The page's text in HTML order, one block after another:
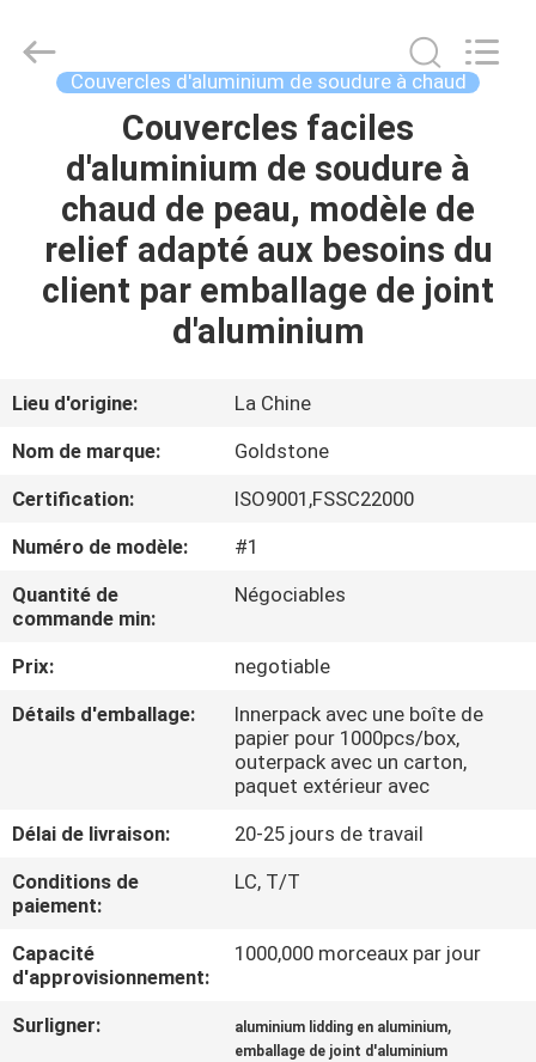
MAISON
PRODUITS
À
DE
NOUS
VISITE
DE
L'USINE
DE
LA
QUALITÉ
NOUS
CONTACTER
chaud
Reserved.
Couvercles d'aluminium de soudure à chaud
Couvercles faciles
d'aluminium de soudure à
chaud de peau, modèle de
relief adapté aux besoins du
client par emballage de joint
d'aluminium
Lieu d'origine:
La Chine
Nom de marque:
Goldstone
Certification:
ISO9001,FSSC22000
Numéro de modèle:
#1
Quantité de
commande min:
Négociables
Prix:
negotiable
Détails d'emballage:
Innerpack avec une boîte de
papier pour 1000pcs/box,
outerpack avec un carton,
paquet extérieur avec
Délai de livraison:
20-25 jours de travail
Conditions de
paiement:
LC, T/T
Capacité
d'approvisionnement:
1000,000 morceaux par jour
Surligner: aluminium lidding en aluminium,
emballage de joint d'aluminium